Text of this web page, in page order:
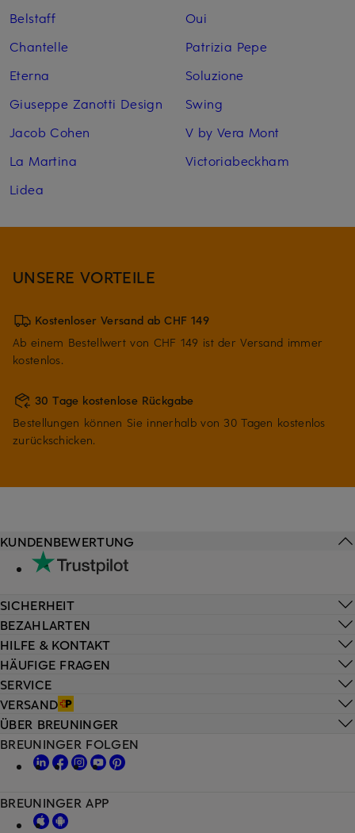
Belstaff
Chantelle
Eterna
Giuseppe Zanotti Design
Jacob Cohen
La Martina
Lidea
Oui
Patrizia Pepe
Soluzione
Swing
V by Vera Mont
Victoriabeckham
UNSERE VORTEILE
Kostenloser Versand ab CHF 149
Ab einem Bestellwert von CHF 149 ist der Versand immer
kostenlos.
30 Tage kostenlose Rückgabe
Bestellungen können Sie innerhalb von 30 Tagen kostenlos
zurückschicken.
HILFE & KONTAKT
HÄUFIGE FRAGEN
SERVICE
VERSAND
KUNDENBEWERTUNG
SICHERHEIT
BEZAHLARTEN
ÜBER BREUNINGER
BREUNINGER FOLGEN
BREUNINGER APP